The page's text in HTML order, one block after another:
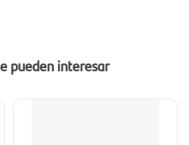
pueden interesar